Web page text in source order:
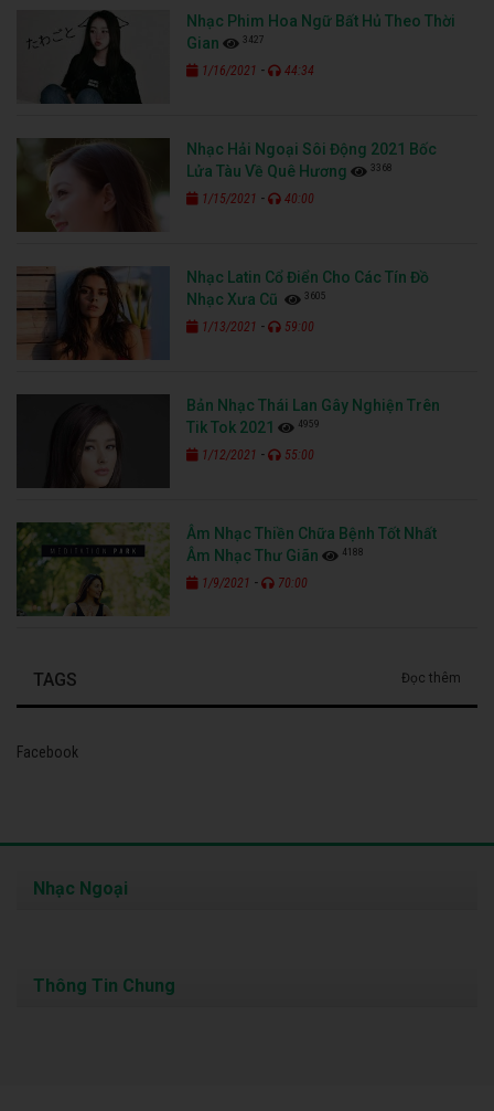
Nhạc Phim Hoa Ngữ Bất Hủ Theo Thời
Gian
3427
1/16/2021 - 44:34
Nhạc Hải Ngoại Sôi Động 2021 Bốc
Lửa Tàu Về Quê Hương
3368
1/15/2021 - 40:00
Nhạc Latin Cổ Điển Cho Các Tín Đồ
Nhạc Xưa Cũ
3605
1/13/2021 - 59:00
Bản Nhạc Thái Lan Gây Nghiện Trên
Tik Tok 2021
4959
1/12/2021 - 55:00
Âm Nhạc Thiền Chữa Bệnh Tốt Nhất
Âm Nhạc Thư Giãn
4188
1/9/2021 - 70:00
TAGS Đọc thêm
Facebook
Nhạc Ngoại
Thông Tin Chung